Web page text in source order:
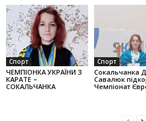
Спорт
ЧЕМПІОНКА УКРАЇНИ З
КАРАТЕ –
СОКАЛЬЧАНКА
Спорт
Сокальчанка
Савалюк
Чемпіонат